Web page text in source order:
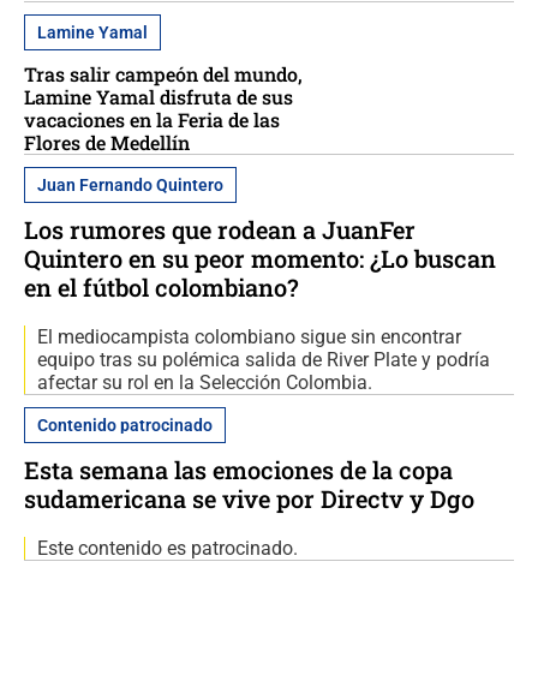
Lamine Yamal
Tras salir campeón del mundo,
Lamine Yamal disfruta de sus
vacaciones en la Feria de las
Flores de Medellín
Juan Fernando Quintero
Los rumores que rodean a JuanFer
Quintero en su peor momento: ¿Lo buscan
en el fútbol colombiano?
El mediocampista colombiano sigue sin encontrar
equipo tras su polémica salida de River Plate y podría
afectar su rol en la Selección Colombia.
Contenido patrocinado
Esta semana las emociones de la copa
sudamericana se vive por Directv y Dgo
Este contenido es patrocinado.